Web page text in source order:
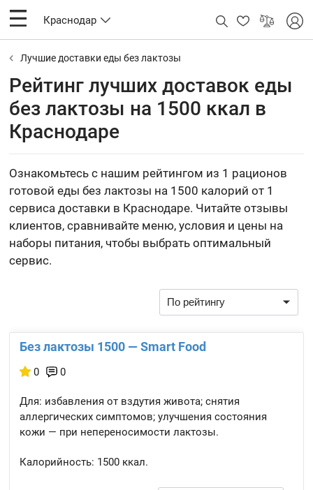
Краснодар
Лучшие доставки еды без лактозы
Рейтинг лучших доставок еды
без лактозы на 1500 ккал в
Краснодаре
Ознакомьтесь с нашим рейтингом из 1 рационов
готовой еды без лактозы на 1500 калорий от 1
сервиса доставки в Краснодаре. Читайте отзывы
клиентов, сравнивайте меню, условия и цены на
наборы питания, чтобы выбрать оптимальный
сервис.
Без лактозы 1500 — Smart Food
0 0
Для: избавления от вздутия живота; снятия
аллергических симптомов; улучшения состояния
кожи — при непереносимости лактозы.
Калорийность: 1500 ккал.